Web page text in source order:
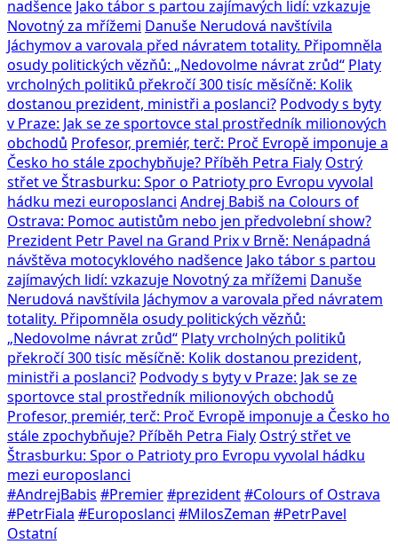
nadšence Jako tábor s partou zajímavých lidí: vzkazuje
Novotný za mřížemi Danuše Nerudová navštívila
Jáchymov a varovala před návratem totality. Připomněla
osudy politických vězňů: „Nedovolme návrat zrůd“ Platy
vrcholných politiků překročí 300 tisíc měsíčně: Kolik
dostanou prezident, ministři a poslanci? Podvody s byty
v Praze: Jak se ze sportovce stal prostředník milionových
obchodů Profesor, premiér, terč: Proč Evropě imponuje a
Česko ho stále zpochybňuje? Příběh Petra Fialy Ostrý
střet ve Štrasburku: Spor o Patrioty pro Evropu vyvolal
hádku mezi europoslanci Andrej Babiš na Colours of
Ostrava: Pomoc autistům nebo jen předvolební show?
Prezident Petr Pavel na Grand Prix v Brně: Nenápadná
návštěva motocyklového nadšence Jako tábor s partou
zajímavých lidí: vzkazuje Novotný za mřížemi Danuše
Nerudová navštívila Jáchymov a varovala před návratem
totality. Připomněla osudy politických vězňů:
„Nedovolme návrat zrůd“ Platy vrcholných politiků
překročí 300 tisíc měsíčně: Kolik dostanou prezident,
ministři a poslanci? Podvody s byty v Praze: Jak se ze
sportovce stal prostředník milionových obchodů
Profesor, premiér, terč: Proč Evropě imponuje a Česko ho
stále zpochybňuje? Příběh Petra Fialy Ostrý střet ve
Štrasburku: Spor o Patrioty pro Evropu vyvolal hádku
mezi europoslanci
#AndrejBabis #Premier#prezident#Colours of Ostrava
#PetrFiala #Europoslanci #MilosZeman #PetrPavel
Ostatní